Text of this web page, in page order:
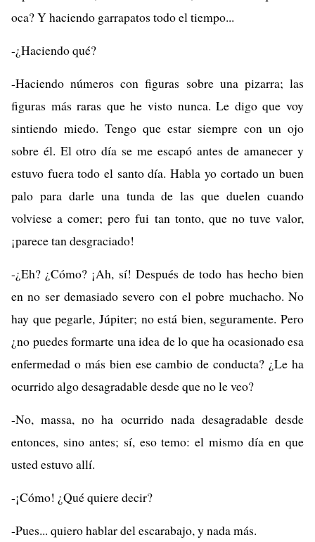
oca? Y haciendo garrapatos todo el tiempo...
-¿Haciendo qué?
-Haciendo números con figuras sobre una pizarra; las
figuras más raras que he visto nunca. Le digo que voy
sintiendo miedo. Tengo que estar siempre con un ojo
sobre él. El otro día se me escapó antes de amanecer y
estuvo fuera todo el santo día. Habla yo cortado un buen
palo para darle una tunda de las que duelen cuando
volviese a comer; pero fui tan tonto, que no tuve valor,
¡parece tan desgraciado!
-¿Eh? ¿Cómo? ¡Ah, sí! Después de todo has hecho bien
en no ser demasiado severo con el pobre muchacho. No
hay que pegarle, Júpiter; no está bien, seguramente. Pero
¿no puedes formarte una idea de lo que ha ocasionado esa
enfermedad o más bien ese cambio de conducta? ¿Le ha
ocurrido algo desagradable desde que no le veo?
-No, massa, no ha ocurrido nada desagradable desde
entonces, sino antes; sí, eso temo: el mismo día en que
usted estuvo allí.
-¡Cómo! ¿Qué quiere decir?
-Pues... quiero hablar del escarabajo, y nada más.